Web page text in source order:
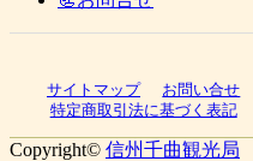
サイトマップ
お問い合せ
特定商取引法に基づく表記
Copyright© 信州千曲観光局